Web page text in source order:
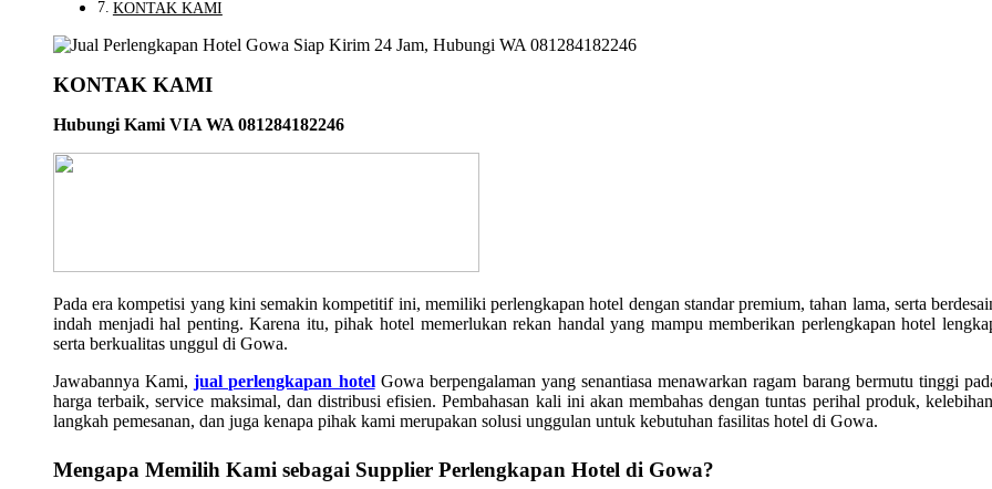
KONTAK KAMI
KONTAK KAMI
Hubungi Kami VIA WA 081284182246
Pada era kompetisi yang kini semakin kompetitif ini, memiliki perlengkapan hotel dengan standar premium, tahan lama, serta
indah menjadi hal penting. Karena itu, pihak hotel memerlukan rekan handal yang mampu memberikan perlengkapan hotel
serta berkualitas unggul di Gowa.
Jawabannya Kami,jual perlengkapan hotelGowa berpengalaman yang senantiasa menawarkan ragam barang bermutu tinggi
harga terbaik, service maksimal, dan distribusi efisien. Pembahasan kali ini akan membahas dengan tuntas perihal produk,
langkah pemesanan, dan juga kenapa pihak kami merupakan solusi unggulan untuk kebutuhan fasilitas hotel di Gowa.
Mengapa Memilih Kami sebagai Supplier Perlengkapan Hotel di Gowa?